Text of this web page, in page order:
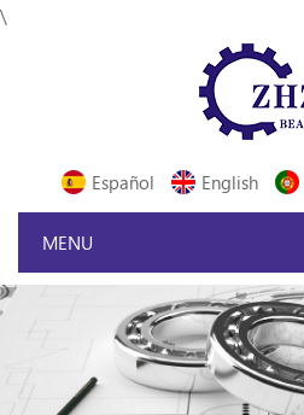
\
Español English